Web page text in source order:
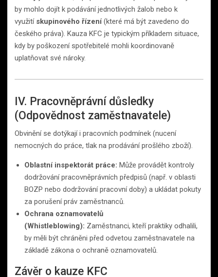
by mohlo dojít k podávání jednotlivých žalob nebo k
využití skupinového řízení(které má být zavedeno do
českého práva). Kauza KFC je typickým příkladem situace,
kdy by poškození spotřebitelé mohli koordinovaně
uplatňovat své nároky.
IV. Pracovněprávní důsledky
(Odpovědnost zaměstnavatele)
Obvinění se dotýkají i pracovních podmínek (nucení
nemocných do práce, tlak na prodávání prošlého zboží).
Oblastní inspektorát práce: Může provádět kontroly
dodržování pracovněprávních předpisů (např. v oblasti
BOZP nebo dodržování pracovní doby) a ukládat pokuty
za porušení práv zaměstnanců.
Ochrana oznamovatelů
(Whistleblowing): Zaměstnanci, kteří praktiky odhalili,
by měli být chráněni před odvetou zaměstnavatele na
základě zákona o ochraně oznamovatelů.
Závěr o kauze KFC